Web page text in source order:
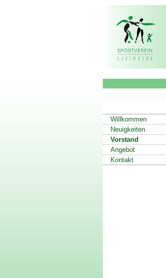
Willkommen
Neuigkeiten
Vorstand
Angebot
Kontakt